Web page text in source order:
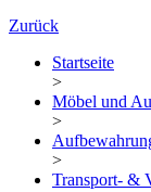
Zurück
Startseite
>
Möbel und
>
>
Transport- &